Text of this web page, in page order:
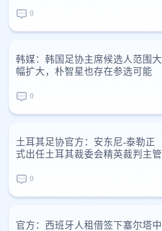
0
韩媒：韩国足协主席候选人范围大
幅扩大，朴智星也存在参选可能
0
土耳其足协官方：安东尼-泰勒正
式出任土耳其裁委会精英裁判主管
0
官方：西班牙人租借签下塞尔塔中